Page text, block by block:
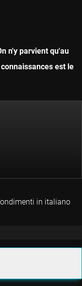
n'y parvient qu'au
est le
in italiano